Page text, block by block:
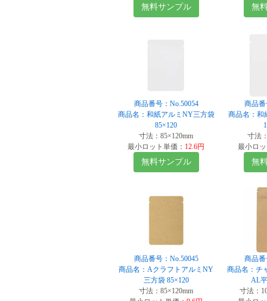
無料サンプル 無
商品番号：No.50054
商品名：和紙アルミNY三方袋
85×120
寸法：85×120mm
最小ロット単価： 12.6円
無料サンプル
商品番
商品名：和
寸法
最小ロ
無
商品番号：No.50045
商品名：AクラフトアルミNY
三方袋 85×120
寸法：85×120mm
商品番
商品名：チ
AL
寸法：